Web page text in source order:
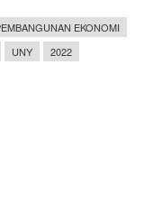
EKONOMI
UNY 2022